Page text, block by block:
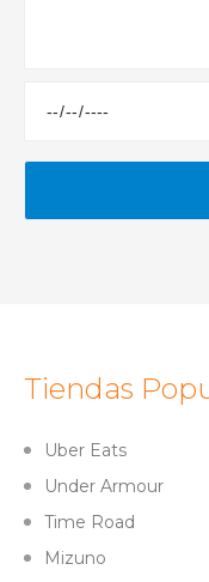
Tiendas
Uber Eats
Under Armour
Time Road
Mizuno